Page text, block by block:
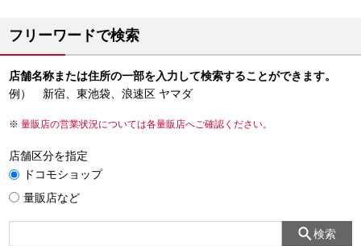
フリーワードで検索
店舗名称または住所の一部を入力して検索することができます。
例） 新宿、東池袋、浪速区 ヤマダ
量販店の営業状況については各量販店へご確認ください。
店舗区分を指定
ドコモショップ
量販店など
検索